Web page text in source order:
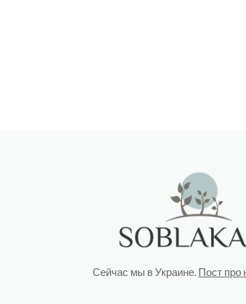
Сейчас мы в Украине. Пост про